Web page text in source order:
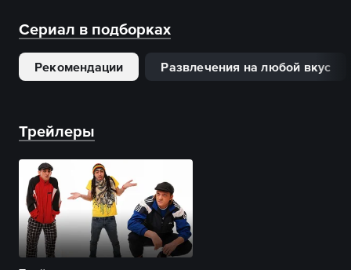
Сериал в подборках
Рекомендации Развлечения на любой вкус
Трейлеры